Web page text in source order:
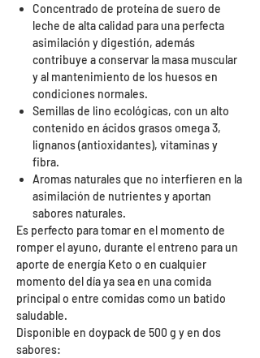
Concentrado de proteína de suero de
leche de alta calidad para una perfecta
asimilación y digestión, además
contribuye a conservar la masa muscular
y al mantenimiento de los huesos en
condiciones normales.
Semillas de lino ecológicas, con un alto
contenido en ácidos grasos omega 3,
lignanos (antioxidantes), vitaminas y
fibra.
Aromas naturales que no interfieren en la
asimilación de nutrientes y aportan
sabores naturales.
Es perfecto para tomar en el momento de
romper el ayuno, durante el entreno para un
aporte de energía Keto o en cualquier
momento del día ya sea en una comida
principal o entre comidas como un batido
saludable.
Disponible en doypack de 500 g y en dos
sabores: